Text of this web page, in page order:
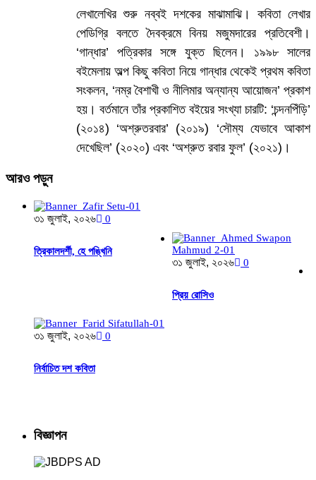
লেখালেখির শুরু নব্বই দশকের মাঝামাঝি। কবিতা লেখার
পেডিগ্রি বলতে দৈবক্রমে বিনয় মজুমদারের প্রতিবেশী।
‘গান্ধার’ পত্রিকার সঙ্গে যুক্ত ছিলেন। ১৯৯৮ সালের
বইমেলায় অল্প কিছু কবিতা নিয়ে গান্ধার থেকেই প্রথম কবিতা
সংকলন, ‘নম্র বৈশাখী ও নীলিমার অন্যান্য আয়োজন’ প্রকাশ
হয়। বর্তমানে তাঁর প্রকাশিত বইয়ের সংখ্যা চারটি: ‘চন্দনপিঁড়ি’
(২০১৪) ‘অশ্রুতরবার’ (২০১৯) ‘সৌম্য যেভাবে আকাশ
দেখেছিল’ (২০২০) এবং ‘অশ্রুত রবার ফুল’ (২০২১)।
আরওপড়ুন
৩১ জুলাই, ২০২৬ 0
ত্রিকালদর্শী, হে পঙ্খিনি
৩১ জুলাই, ২০২৬ 0
প্রিয় রোসিও
৩১ জুলাই, ২০২৬ 0
নির্বাচিত দশ কবিতা
বিজ্ঞাপন